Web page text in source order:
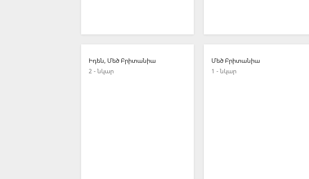
Իդեն, Մեծ Բրիտանիա
2 - նկար
Մեծ Բրիտանիա
1 - նկար